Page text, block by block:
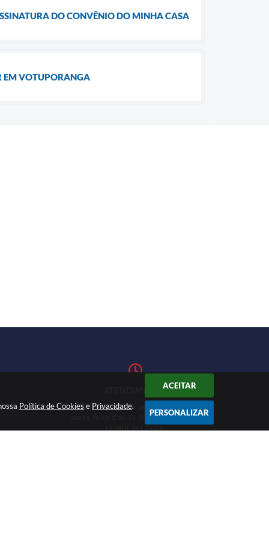
Política de Cookies e Privacidade.
ACEITAR
PERSONALIZAR
DO CONVÊNIO DO MINHA CASA
EM VOTUPORANGA
27
ATENDIMENTO
Atendimento de segunda-feira a
sexta-feira das 07:30h às 11h e das
12:30h às17:00h.